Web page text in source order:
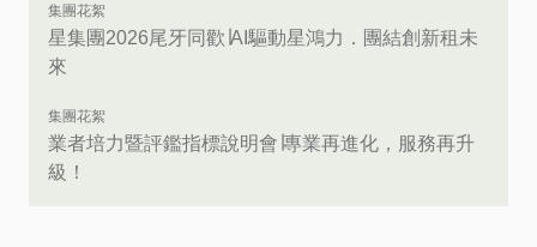
集團花絮
星集團2026尾牙同歡∣AI驅動星鴻力．團結創新租未
來
集團花絮
業者培力暨評鑑指標說明會∣專業再進化，服務再升
級！